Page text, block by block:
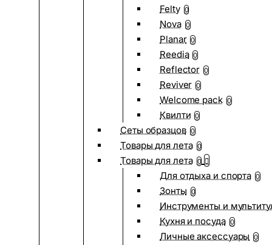
Felty 0
Nova 0
Planar 0
Reedia 0
Reflector 0
Reviver 0
Welcome pack 0
Квилти 0
Сеты образцов 0
Товары для лета 0
Товары для лета 0
Для отдыха и спорта 0
Зонты 0
Инструменты и
Кухня и посуда 0
Личные аксессуары 0